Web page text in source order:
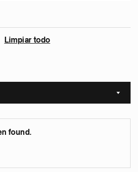
Limpiar todo
Sort
found.